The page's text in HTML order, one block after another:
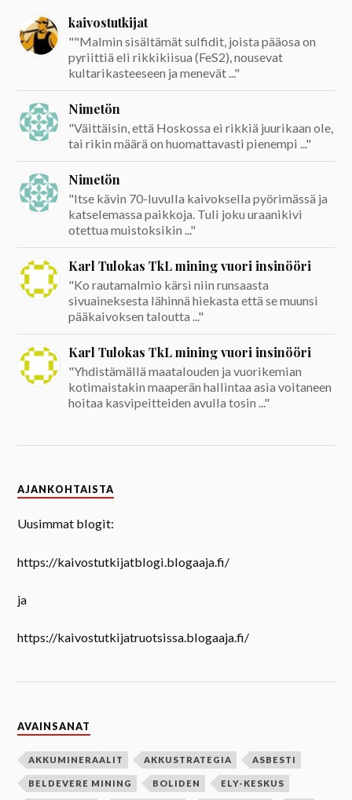
kaivostutkijat
""Malmin sisältämät sulfidit, joista pääosa on
pyriittiä eli rikkikiisua (FeS2), nousevat
kultarikasteeseen ja menevät ..."
Nimetön
"Väittäisin, että Hoskossa ei rikkiä juurikaan ole,
tai rikin määrä on huomattavasti pienempi ..."
Nimetön
"Itse kävin 70-luvulla kaivoksella pyörimässä ja
katselemassa paikkoja. Tuli joku uraanikivi
otettua muistoksikin ..."
Karl Tulokas TkL mining vuori insinööri
"Ko rautamalmio kärsi niin runsaasta
sivuaineksesta lähinnä hiekasta että se muunsi
pääkaivoksen taloutta ..."
Karl Tulokas TkL mining vuori insinööri
"Yhdistämällä maatalouden ja vuorikemian
kotimaistakin maaperän hallintaa asia voitaneen
hoitaa kasvipeitteiden avulla tosin ..."
AJANKOHTAISTA
Uusimmat blogit:
https://kaivostutkijatblogi.blogaaja.fi/
ja
https://kaivostutkijatruotsissa.blogaaja.fi/
AVAINSANAT
AKKUMINERAALIT AKKUSTRATEGIA ASBESTI
BELDEVERE MINING BOLIDEN ELY-KESKUS